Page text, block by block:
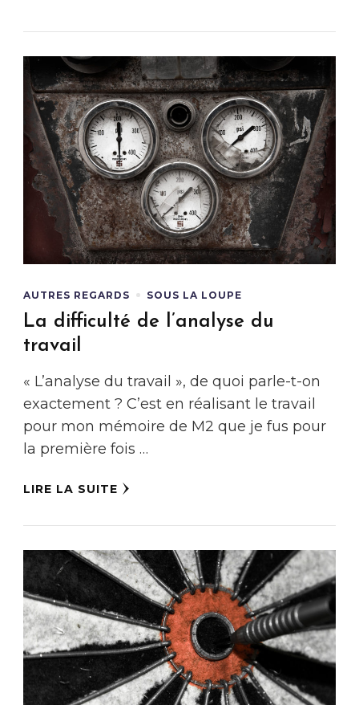
AUTRES REGARDS SOUS LA LOUPE
La difficulté de l’analyse du
travail
« L’analyse du travail », de quoi parle-t-on
exactement ? C’est en réalisant le travail
pour mon mémoire de M2 que je fus pour
la première fois …
LIRE LA SUITE